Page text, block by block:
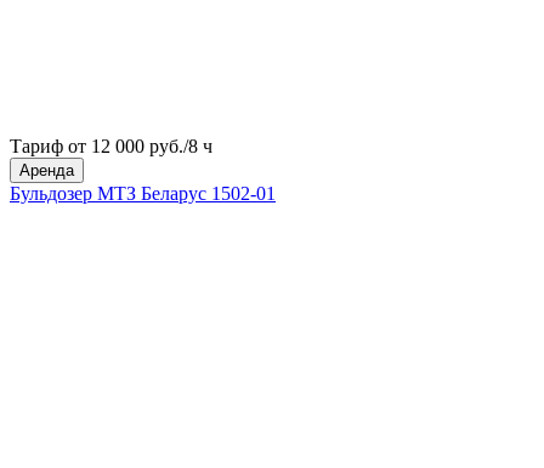
Тариф от 12 000 руб./8 ч
Аренда
Бульдозер МТЗ Беларус 1502-01